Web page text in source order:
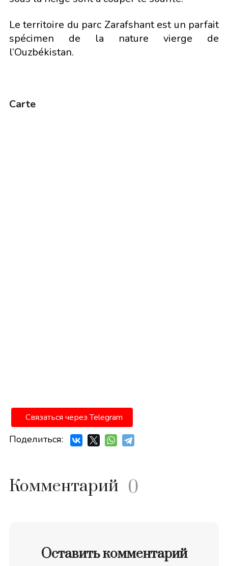
Le territoire du parc Zarafshant est un parfait
spécimen de la nature vierge de
l’Ouzbékistan.
Carte
Связаться через Telegram
Поделиться:
Комментарий 0
Оставить комментарий